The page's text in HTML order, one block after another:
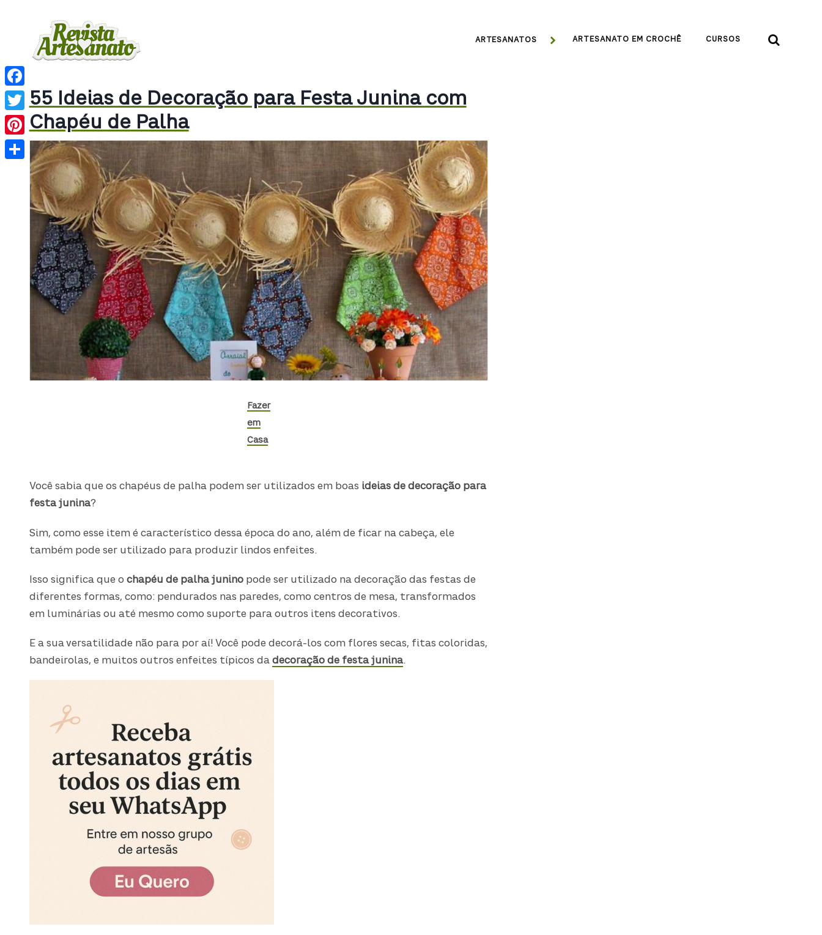
ARTESANATOS  ARTESANATO EM CROCHÊ CURSOS 
55 Ideias de Decoração para Festa Junina com
Chapéu de Palha
Fazer
em
Casa
Você sabia que os chapéus de palha podem ser utilizados em boas ideias de decoração para
festa junina?
Sim, como esse item é característico dessa época do ano, além de ficar na cabeça, ele
também pode ser utilizado para produzir lindos enfeites.
Isso significa que o chapéu de palha juninopode ser utilizado na decoração das festas de
diferentes formas, como: pendurados nas paredes, como centros de mesa, transformados
em luminárias ou até mesmo como suporte para outros itens decorativos.
E a sua versatilidade não para por aí! Você pode decorá-los com flores secas, fitas coloridas,
bandeirolas, e muitos outros enfeites típicos da decoração de festa junina.
Facebook
Twitter
Pinterest